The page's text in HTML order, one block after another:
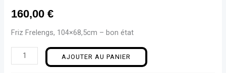
160,00€
Friz Frelengs, 104×68,5cm – bon état
AJOUTER AU PANIER